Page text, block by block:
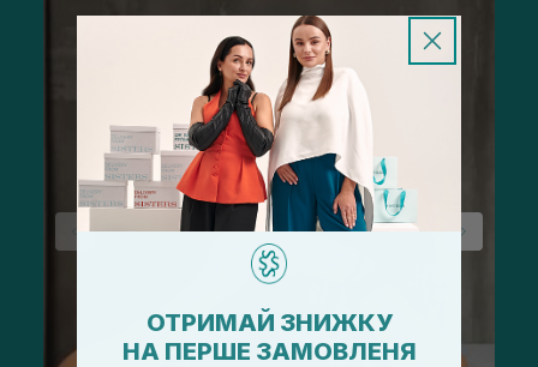
ОТРИМАЙ ЗНИЖКУ
НА ПЕРШЕ ЗАМОВЛЕНЯ